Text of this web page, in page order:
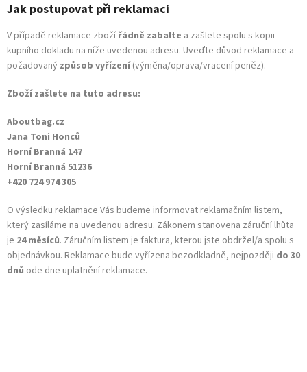
Jak postupovat při reklamaci
V případě reklamace zboží řádně zabalte a zašlete spolu s kopii
kupního dokladu na níže uvedenou adresu. Uveďte důvod reklamace a
požadovaný způsob vyřízení(výměna/oprava/vracení peněz).
Zboží zašlete na tuto adresu:
Aboutbag.cz
Jana Toni Honců
Horní Branná 147
Horní Branná 51236
+420 724 974 305
O výsledku reklamace Vás budeme informovat reklamačním listem,
který zasíláme na uvedenou adresu. Zákonem stanovena záruční lhůta
je 24 měsíců. Záručním listem je faktura, kterou jste obdržel/a spolu s
objednávkou. Reklamace bude vyřízena bezodkladně, nejpozději do 30
dnů ode dne uplatnění reklamace.